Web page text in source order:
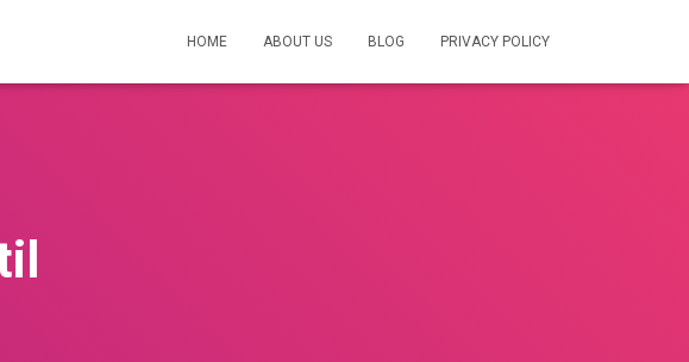
HOME ABOUT US BLOG PRIVACY POLICY